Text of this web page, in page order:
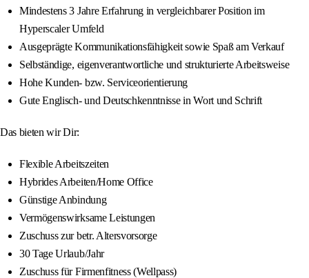
Mindestens 3 Jahre Erfahrung in vergleichbarer Position im
Hyperscaler Umfeld
Ausgeprägte Kommunikationsfähigkeit sowie Spaß am Verkauf
Selbständige, eigenverantwortliche und strukturierte Arbeitsweise
Hohe Kunden- bzw. Serviceorientierung
Gute Englisch- und Deutschkenntnisse in Wort und Schrift
Das bieten wir Dir:
Flexible Arbeitszeiten
Hybrides Arbeiten/Home Office
Günstige Anbindung
Vermögenswirksame Leistungen
Zuschuss zur betr. Altersvorsorge
30 Tage Urlaub/Jahr
Zuschuss für Firmenfitness (Wellpass)